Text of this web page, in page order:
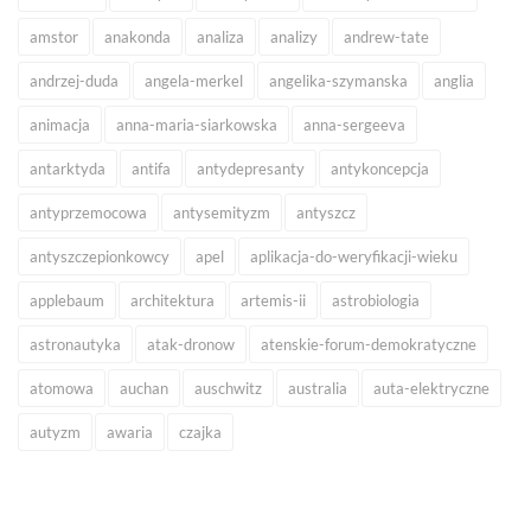
amstor anakonda analiza analizy andrew-tate
andrzej-duda angela-merkel angelika-szymanska anglia
animacja anna-maria-siarkowska anna-sergeeva
antarktyda antifa antydepresanty antykoncepcja
antyprzemocowa antysemityzm antyszcz
antyszczepionkowcy apel aplikacja-do-weryfikacji-wieku
applebaum architektura artemis-ii astrobiologia
astronautyka atak-dronow atenskie-forum-demokratyczne
atomowa auchan auschwitz australia auta-elektryczne
autyzm awaria czajka